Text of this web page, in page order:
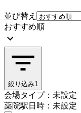
並び替え
おすすめ順
絞り込み1
会場タイプ：未設定
薬院駅日時：未設定